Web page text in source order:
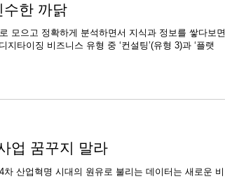
수한 까닭
모으고 정확하게 분석하면서 지식과 정보를 쌓다보면
타이징 비즈니스 유형 중 ‘컨설팅’(유형 3)과 ‘플랫
업 꿈꾸지 말라
산업혁명 시대의 원유로 불리는 데이터는 새로운 비